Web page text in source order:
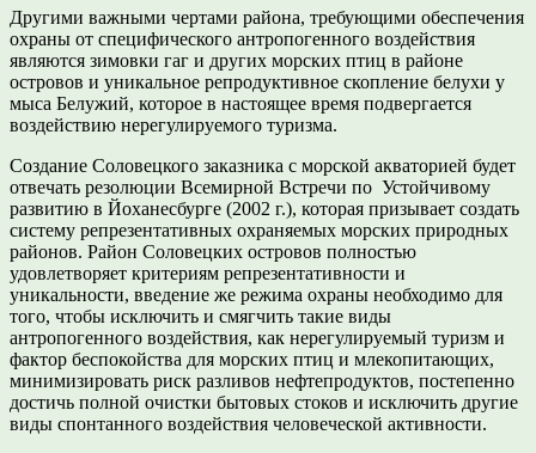
Другими важными чертами района, требующими обеспечения
охраны от специфического антропогенного воздействия
являются зимовки гаг и других морских птиц в районе
островов и уникальное репродуктивное скопление белухи у
мыса Белужий, которое в настоящее время подвергается
воздействию нерегулируемого туризма.
Создание Соловецкого заказника с морской акваторией будет
отвечать резолюции Всемирной Встречи по Устойчивому
развитию в Йоханесбурге (2002 г.), которая призывает создать
систему репрезентативных охраняемых морских природных
районов. Район Соловецких островов полностью
удовлетворяет критериям репрезентативности и
уникальности, введение же режима охраны необходимо для
того, чтобы исключить и смягчить такие виды
антропогенного воздействия, как нерегулируемый туризм и
фактор беспокойства для морских птиц и млекопитающих,
минимизировать риск разливов нефтепродуктов, постепенно
достичь полной очистки бытовых стоков и исключить другие
виды спонтанного воздействия человеческой активности.